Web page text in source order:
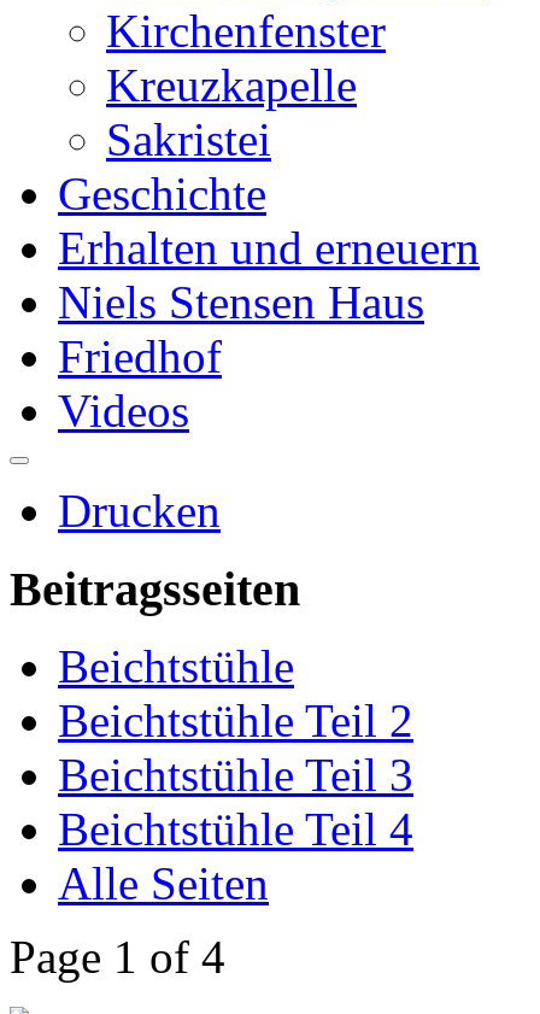
Kirchenfenster
Kreuzkapelle
Sakristei
Geschichte
Erhalten und erneuern
Niels Stensen Haus
Friedhof
Videos
Drucken
Beitragsseiten
Beichtstühle
Beichtstühle Teil 2
Beichtstühle Teil 3
Beichtstühle Teil 4
Alle Seiten
Page 1 of 4